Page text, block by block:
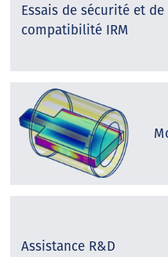
Essais de sécurité et de
compatibilité IRM
Assistance R&D